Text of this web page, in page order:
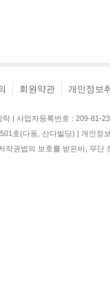
회원약관 개인정보
| 사업자등록번호 : 209-81-
호(다동, 산다빌딩) | 개인정
작권법의 보호를 받은바, 무단